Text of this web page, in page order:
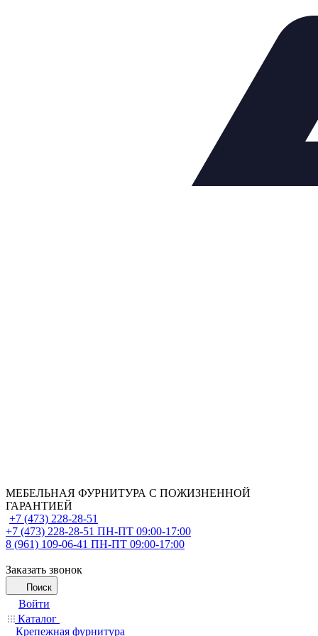
МЕБЕЛЬНАЯ ФУРНИТУРА С ПОЖИЗНЕННОЙ
ГАРАНТИЕЙ
+7 (473) 228-28-51
+7 (473) 228-28-51 ПН-ПТ 09:00-17:00
8 (961) 109-06-41 ПН-ПТ 09:00-17:00
Заказать звонок
Поиск
Войти
Каталог
Крепежная фурнитура